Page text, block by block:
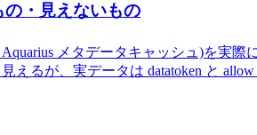
・見えないもの
メタデータキャッシュ)を実
るが、実データは datatoken と